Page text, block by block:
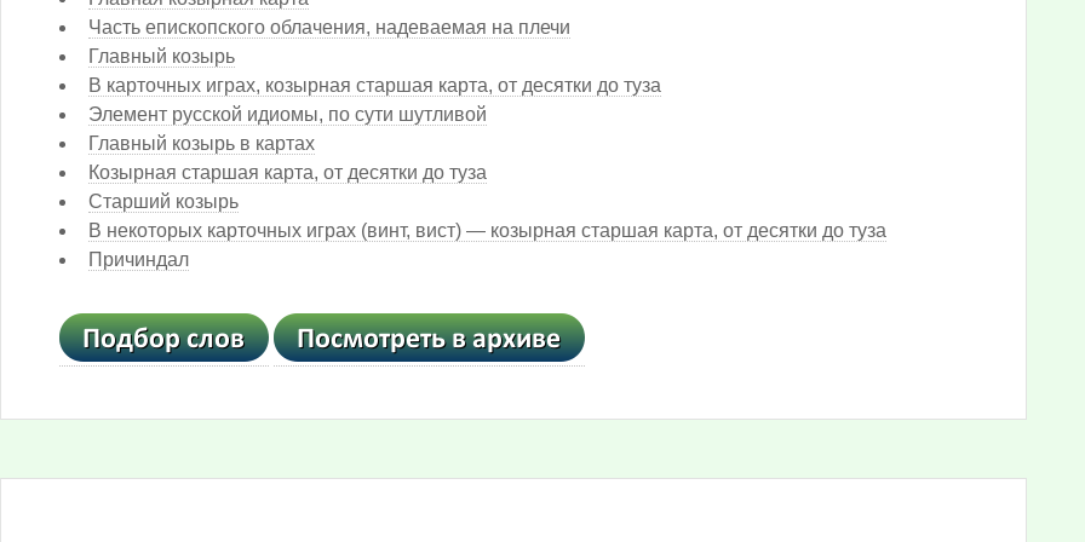
Часть епископского облачения, надеваемая на плечи
Главный козырь
В карточных играх, козырная старшая карта, от десятки до туза
Элемент русской идиомы, по сути шутливой
Главный козырь в картах
Козырная старшая карта, от десятки до туза
Старший козырь
В некоторых карточных играх (винт, вист) — козырная старшая карта, от десятки до туза
Причиндал